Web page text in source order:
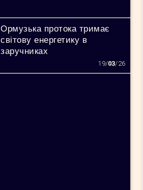
Ормузька протока тримає
світову енергетику в
заручниках
19/03/26